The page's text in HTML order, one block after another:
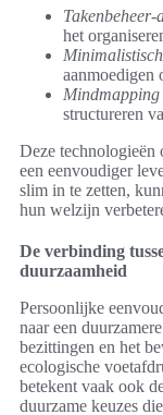
Takenbeheer-
het
aanmoedigen
Mindmapping
structureren
Deze technologieën
een eenvoudiger
slim in te zetten,
hun welzijn
De verbinding
duurzaamheid
Persoonlijke
naar een
bezittingen en het
ecologische
betekent vaak ook
duurzame keuzes